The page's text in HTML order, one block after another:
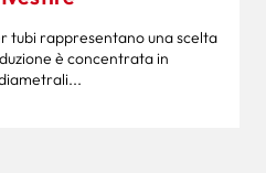
tubi rappresentano una scelta
è concentrata in